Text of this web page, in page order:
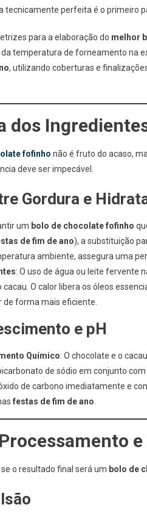
tecnicamente perfeita é o primeiro
para a elaboração do melhor
temperatura de forneamento na
, utilizando coberturas e
dos
fofinho não é fruto do acaso,
deve ser impecável.
Gordura e
um bolo de chocolate fofinho
de fim de ano), a substituição
ambiente, assegura uma
: O uso de água ou leite fervente
cacau. O calor libera os óleos
de forma mais eficiente.
e pH
Químico: O chocolate e o
de sódio em conjunto
de carbono imediatamente e
festas de fim de ano
o resultado final será um bolo de